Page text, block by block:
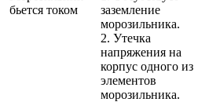
бьется током
заземление
морозильника.
2. Утечка
напряжения на
корпус одного из
элементов
морозильника.